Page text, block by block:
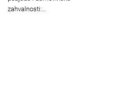
zahvalnosti:…